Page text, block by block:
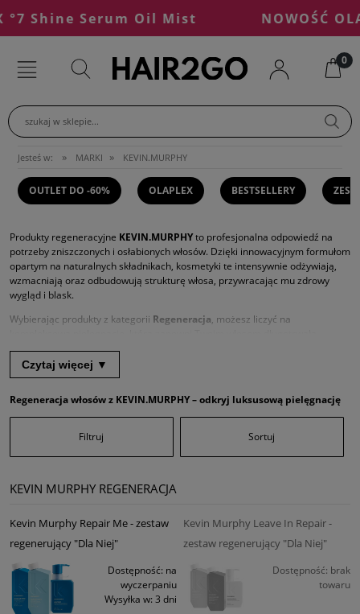
°7 Shine Serum Oil Mist NOWOŚĆ
szukaj w sklepie...
Jesteś w: » MARKI » KEVIN.MURPHY
OUTLET DO -60% OLAPLEX BESTSELLERY
Produkty regeneracyjne KEVIN.MURPHYto profesjonalna odpowiedź na
potrzeby zniszczonych i osłabionych włosów. Dzięki innowacyjnym formułom
opartym na naturalnych składnikach, kosmetyki te intensywnie odżywiają,
wzmacniają oraz odbudowują strukturę włosa, przywracając mu zdrowy
wygląd i blask.
Wybierając produkty z kategorii Regeneracja, możesz liczyć na
ochronę. Teraz przy zakupie dwóch produktów z tej
kategorii KEVIN.MURPHY, otrzymasz w prezencie
oczyszczający szampon, który dogłębnie usuwa toksyny, zanieczyszczenia
Zapoznaj się również z innymi kategoriami produktówKEVIN.MURPHY, aby
znaleźć idealne kosmetyki do pielęgnacji włosów, stylizacji czy ochrony
koloru. Spraw, aby Twoje włosy były piękne, zdrowe i pełne życia dzięki
luksusowym rozwiązaniom KEVIN.MURPHY.
Czytaj więcej ▼
Regeneracja włosów z KEVIN.MURPHY – odkryj luksusową pielęgnację
Filtruj Sortuj
KEVIN MURPHY REGENERACJA
Kevin Murphy Repair Me - zestaw
regenerujący "Dla Niej"
Dostępność: na
wyczerpaniu
Wysyłka w: 3 dni
Kevin Murphy Leave In Repair -
zestaw regenerujący "Dla Niej"
Dostępność: brak
towaru